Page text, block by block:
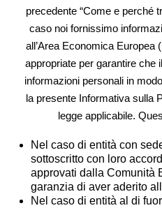
precedente “Come e perché
caso noi fornissimo
all’Area Economica Europea
appropriate per garantire che
informazioni personali in
la presente Informativa sulla
legge applicabile.
Nel caso di entità con
sottoscritto con loro
approvati dalla Comunità
garanzia di aver aderito
Nel caso di entità al di